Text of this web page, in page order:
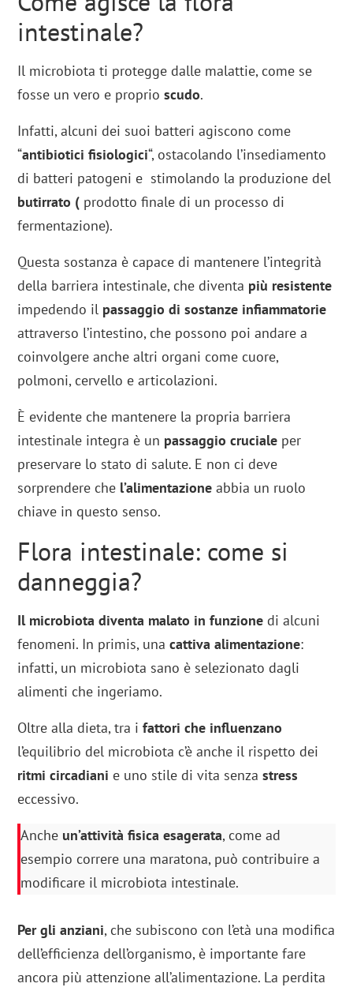
intestinale?
Il microbiota ti protegge dalle malattie, come se
fosse un vero e proprioscudo.
Infatti, alcuni dei suoi batteri agiscono come
“antibiotici fisiologici“, ostacolando l’insediamento
di batteri patogeni e stimolando la produzione del
butirrato ( prodotto finale di un processo di
fermentazione).
Questa sostanza è capace di mantenere l’integrità
della barriera intestinale, che diventa più resistente
impedendo il passaggio di sostanze infiammatorie
attraverso l’intestino, che possono poi andare a
coinvolgere anche altri organi come cuore,
polmoni, cervello e articolazioni.
È evidente che mantenere la propria barriera
intestinale integra è un passaggio cruciale per
preservare lo stato di salute. E non ci deve
sorprendere che l’alimentazione abbia un ruolo
chiave in questo senso.
Flora intestinale: come si
danneggia?
Il microbiota diventa malato in funzione di alcuni
fenomeni. In primis, unacattiva alimentazione:
infatti, un microbiota sano è selezionato dagli
alimenti che ingeriamo.
Oltre alla dieta, tra i fattori che influenzano
l’equilibrio del microbiota c’è anche il rispetto dei
ritmi circadiani e uno stile di vita senzastress
eccessivo.
Anche un’attività fisica esagerata, come ad
esempio correre una maratona, può contribuire a
modificare il microbiota intestinale.
Per gli anziani, che subiscono con l’età una modifica
dell’efficienza dell’organismo, è importante fare
ancora più attenzione all’alimentazione. La perdita